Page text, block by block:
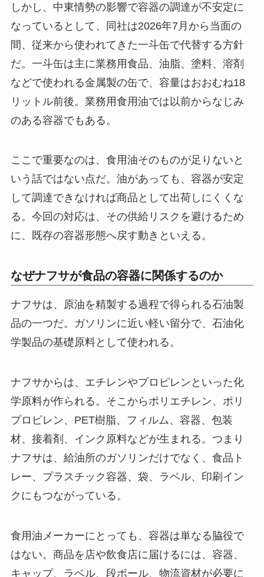
しかし、中東情勢の影響で容器の調達が不安定に
なっているとして、同社は2026年7月から当面の
間、従来から使われてきた一斗缶で代替する方針
だ。一斗缶は主に業務用食品、油脂、塗料、溶剤
などで使われる金属製の缶で、容量はおおむね18
リットル前後。業務用食用油では以前からなじみ
のある容器でもある。
ここで重要なのは、食用油そのものが足りないと
いう話ではない点だ。油があっても、容器が安定
して調達できなければ商品として出荷しにくくな
る。今回の対応は、その供給リスクを避けるため
に、既存の容器形態へ戻す動きといえる。
なぜナフサが食品の容器に関係するのか
ナフサは、原油を精製する過程で得られる石油製
品の一つだ。ガソリンに近い軽い留分で、石油化
学製品の基礎原料として使われる。
ナフサからは、エチレンやプロピレンといった化
学原料が作られる。そこからポリエチレン、ポリ
プロピレン、PET樹脂、フィルム、容器、包装
材、接着剤、インク原料などが生まれる。つまり
ナフサは、給油所のガソリンだけでなく、食品ト
レー、プラスチック容器、袋、ラベル、印刷イン
クにもつながっている。
食用油メーカーにとっても、容器は単なる脇役で
はない。商品を店や飲食店に届けるには、容器、
キャップ、ラベル、段ボール、物流資材が必要に